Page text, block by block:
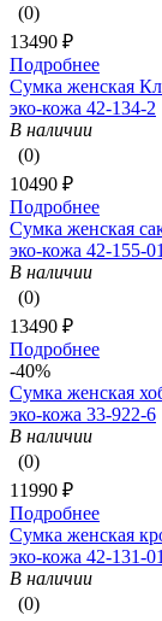
(0)
13490 ₽
Подробнее
Сумка женская
эко-кожа 42-134-2
В наличии
(0)
10490 ₽
Подробнее
Сумка женская
эко-кожа 42-155-
В наличии
(0)
13490 ₽
Подробнее
-40%
Сумка женская
эко-кожа 33-922-6
В наличии
(0)
11990 ₽
Подробнее
Сумка женская
эко-кожа 42-131-01
В наличии
(0)